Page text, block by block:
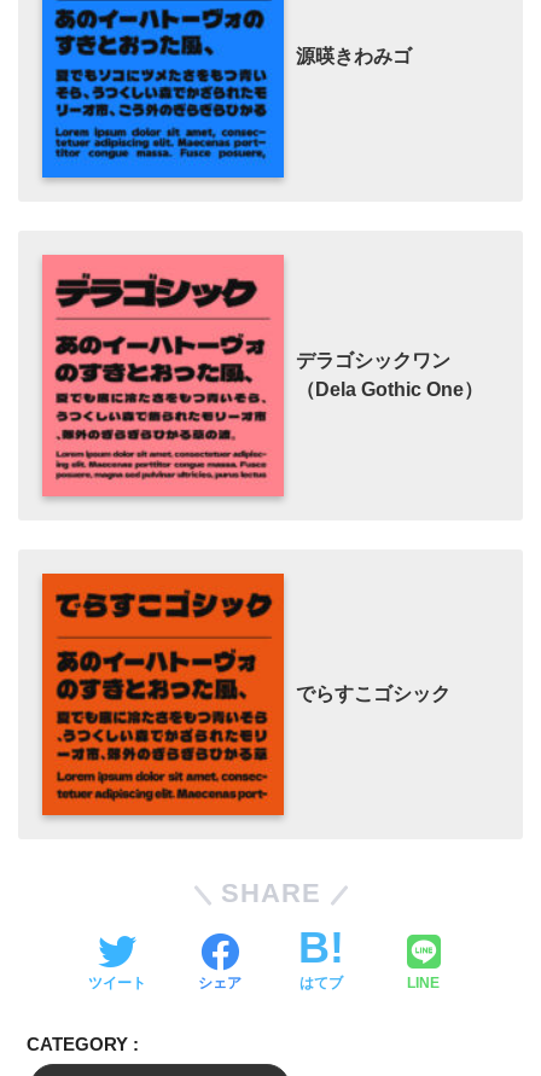
源暎きわみゴ
デラゴシックワン
（Dela Gothic One）
でらすこゴシック
SHARE
ツイート シェア はてブ LINE
CATEGORY :